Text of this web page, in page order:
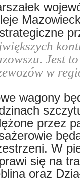
Jest
w
wagony
przez
W
się na
oraz